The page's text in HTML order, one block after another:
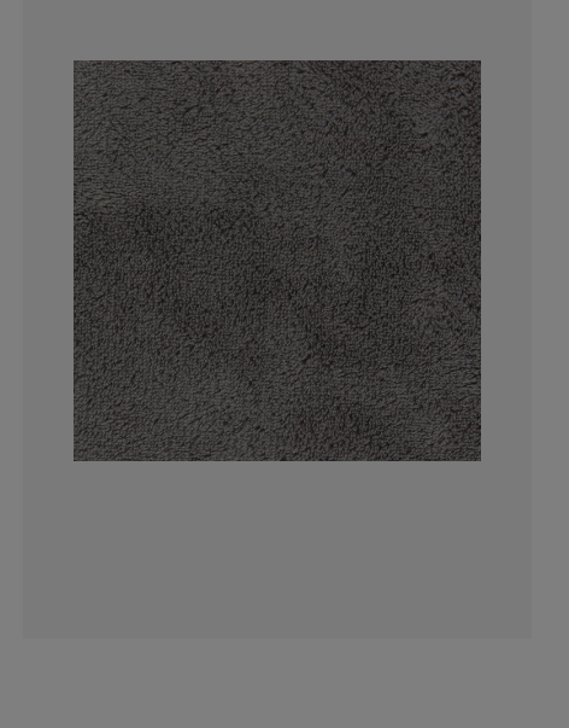
5.88235294117647%
1.3574660633484164%
8.597285067873303%